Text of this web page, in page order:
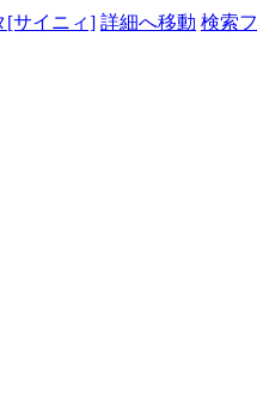
[サイニィ] 詳細へ移動 検索